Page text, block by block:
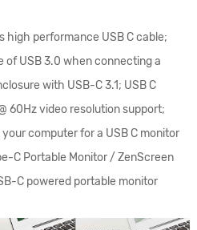
high performance USB C cable;
USB 3.0 when connecting a
with USB-C 3.1; USB C
60Hz video resolution support;
computer for a USB C monitor
C Portable Monitor / ZenScreen
C powered portable monitor